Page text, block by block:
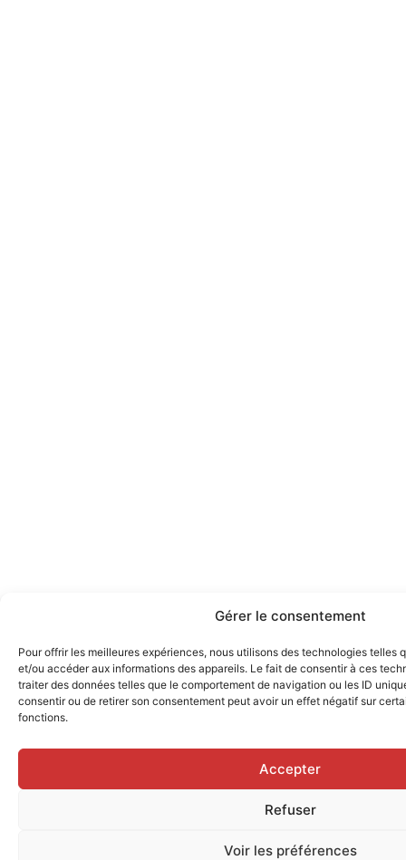
Gérer le consentement
Pour offrir les meilleures expériences, nous utilisons des technologies telles
et/ou accéder aux informations des appareils. Le fait de consentir à ces
traiter des données telles que le comportement de navigation ou les ID
consentir ou de retirer son consentement peut avoir un effet négatif sur
fonctions.
Accepter
Refuser
Voir les préférences